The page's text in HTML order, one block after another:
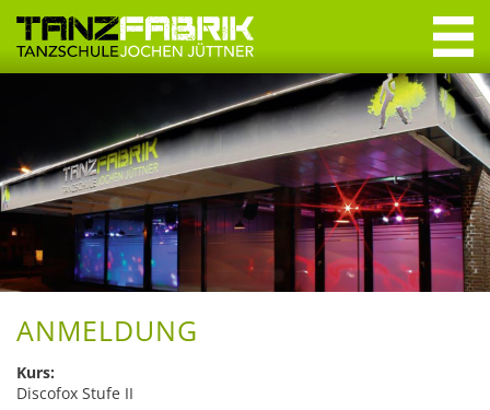
überspringen
Willkommen
Tanzkurse
Erwachsene
Jugendliche
Crashkurse
Privatstunden
ANMELDUNG
Kurs:
Discofox Stufe II